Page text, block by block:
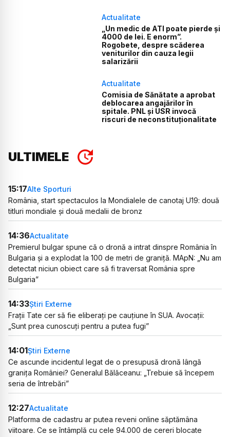
Actualitate
„Un medic de ATI poate pierde și
4000 de lei. E enorm”.
Rogobete, despre scăderea
veniturilor din cauza legii
salarizării
Actualitate
Comisia de Sănătate a aprobat
deblocarea angajărilor în
spitale. PNL și USR invocă
riscuri de neconstituționalitate
ULTIMELE
15:17Alte Sporturi
România, start spectaculos la Mondialele de canotaj U19: două
titluri mondiale și două medalii de bronz
14:36Actualitate
Premierul bulgar spune că o dronă a intrat dinspre România în
Bulgaria și a explodat la 100 de metri de graniță. MApN: „Nu am
detectat niciun obiect care să fi traversat România spre
Bulgaria”
14:33Știri Externe
Frații Tate cer să fie eliberați pe cauțiune în SUA. Avocații:
„Sunt prea cunoscuți pentru a putea fugi”
14:01Știri Externe
Ce ascunde incidentul legat de o presupusă dronă lângă
granița României? Generalul Bălăceanu: „Trebuie să începem
seria de întrebări”
12:27Actualitate
Platforma de cadastru ar putea reveni online săptămâna
viitoare. Ce se întâmplă cu cele 94.000 de cereri blocate